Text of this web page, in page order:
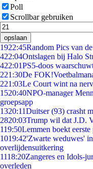
Poll
Scrollbar gebruiken
opslaan
1922:45Random Pics van
422:04Ontslagen bij Halo
422:01PS5-doos
221:30De
221:03Le Court wint na
1520:40NPO-manager
groepsapp
1320:11Duitser (93) crasht
2820:03Trump wil dat J.D.
119:50Lemmen boekt
1019:42'Zwarte weduwes'
overlijdensuitkering
1118:20Zangeres en Idols-
overleden